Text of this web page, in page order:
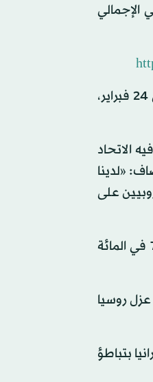
الإجمالي
ولفت إلى أن توقعات المفوضية الأوروبية التي أُنجزت في مطلع فبراير (شباط) قبل بداية الغزو الروسي لأوكرانيا في 24 فبراير،
الاتحاد
«لدينا
على تصميم الأوروبيين على
وتسببت الحرب في أوكرانيا بارتفاع معدل التضخم في منطقة اليورو بحيث وصلت إلى مستوى قياسي، نسبته 7.5 في المائة
روسيا
بتباطؤ